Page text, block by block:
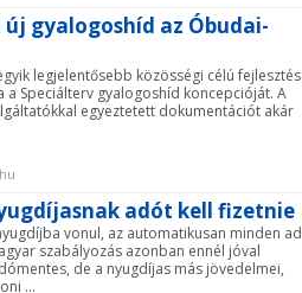
gyalogoshíd az Óbudai-
legjelentősebb közösségi célú
a Speciálterv gyalogoshíd koncepcióját. A
egyeztetett dokumentációt akár
adót kell fizetnie
vonul, az automatikusan minden
szabályozás azonban ennél jóval
de a nyugdíjas más jövedelmei,
...